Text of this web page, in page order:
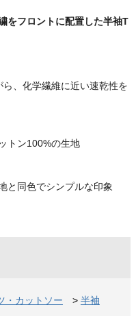
をフロントに配置した半袖T
ら、化学繊維に近い速乾性を
トン100%の生地
と同色でシンプルな印象
・カットソー > 半袖